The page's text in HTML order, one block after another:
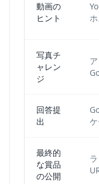
動画の
ヒント
写真チ
ャレン
ジ
回答提
出
最終的
な賞品
の公開